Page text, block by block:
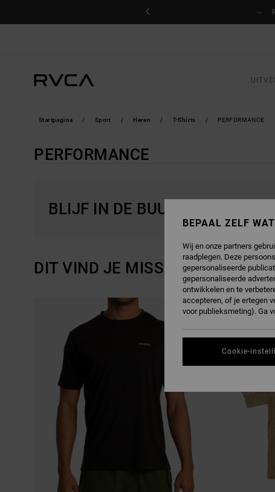
Startpagina Sport Heren T-Shirts PERFORMANCE
PERFORMANCE
BLIJF IN DE BUURT, DE
DIT VIND JE MISSCHIEN OOK
BEPAAL ZELF
Wij en onze partners
raadplegen. Deze
gepersonaliseerde
gepersonaliseerde
ontwikkelen en te
accepteren, of je ertegen
voor publieksmeting). Ga
Cookie-